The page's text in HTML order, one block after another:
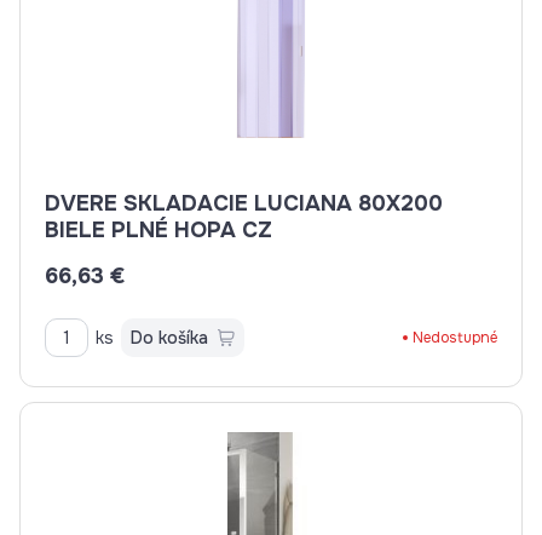
DVERE SKLADACIE LUCIANA 80X200
BIELE PLNÉ HOPA CZ
66,63 €
ks Do košíka Nedostupné